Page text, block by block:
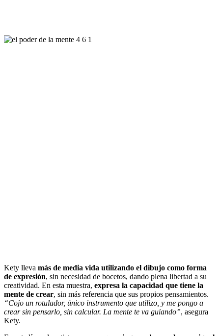
Kety lleva más de media vida utilizando el dibujo como forma
de expresión, sin necesidad de bocetos, dando plena libertad a su
creatividad. En esta muestra, expresa la capacidad que tiene la
mente de crear, sin más referencia que sus propios pensamientos.
“Cojo un rotulador, único instrumento que utilizo, y me pongo a
crear sin pensarlo, sin calcular. La mente te va guiando”, asegura
Kety.